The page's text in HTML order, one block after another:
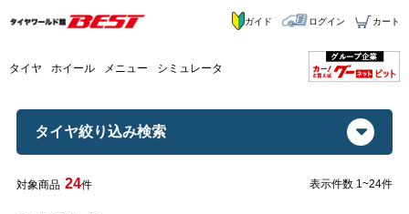
タイヤ ホイール メニュー シミュレータ
ガイド ログイン カート
タイヤ絞り込み検索
対象商品 24件 表示件数 1~24件